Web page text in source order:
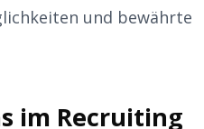
und bewährte
im Recruiting